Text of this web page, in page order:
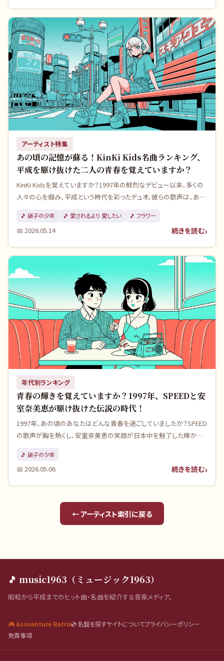
います。あの頃の輝きと、どこか儚げな切なさを今一度、紐解いてみま
せんか？
アーティスト特集
あの頃の記憶が蘇る！KinKi Kids名曲ランキング、
平成を駆け抜けた二人の青春を覚えていますか？
KinKi Kidsを覚えていますか？1997年の鮮烈なデビュー以来、多くの
人々の心を掴み、平成という時代を彩ったデュオ。彼らの歌声は、あの
結びついています。もう一度、彼らの名曲を聴いて、忘れかけていた記
憶の扉を開いてみませんか？
🎵 硝子の少年 🎵 愛されるより 愛したい 🎵 フラワー
📅 2026.05.14 続きを読む
年代別ランキング
青春の輝きを覚えていますか？1997年、SPEEDと安
室奈美恵が駆け抜けた伝説の時代！
1997年、あの頃のあなたはどんな青春を過ごしていましたか？SPEED
の歌声が胸を熱くし、安室奈美恵の笑顔が日本中を魅了した輝かし
せた名曲の数々とともに、当時の空気感を振り返りましょう。
🎵 硝子の少年
📅 2026.05.06 続きを読む
← アーティスト索引に戻る
🎵 music1963（ミュージック1963）
昭和から平成までのヒット曲・名曲を紹介する音楽メディア。
🎮 Asoventure Retro💿 名盤を探すサイトについてプライバシーポリシー
免責事項